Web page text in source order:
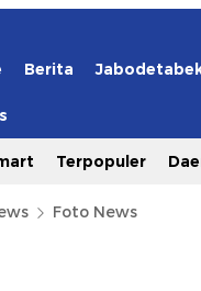
Berita
Terpopuler
Foto News